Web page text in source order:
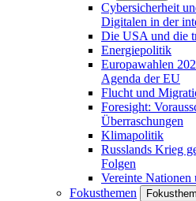
Cybersicherheit
Digitalen in der
Die USA und die
Energiepolitik
Europawahlen
Agenda der EU
Flucht und
Foresight:
Überraschungen
Klimapolitik
Russlands Krieg
Folgen
Vereinte
Fokusthemen